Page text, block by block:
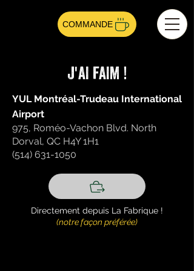
COMMANDE
J'AI FAIM !
YUL Montréal-Trudeau International
Airport
975, Roméo-Vachon Blvd. North
Dorval, QC H4Y 1H1
(514) 631-1050
Directement depuis La Fabrique !
(notre façon préférée)